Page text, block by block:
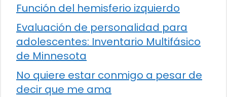
Función del hemisferio izquierdo
Evaluación de personalidad para
adolescentes: Inventario Multifásico
de Minnesota
No quiere estar conmigo a pesar de
decir que me ama